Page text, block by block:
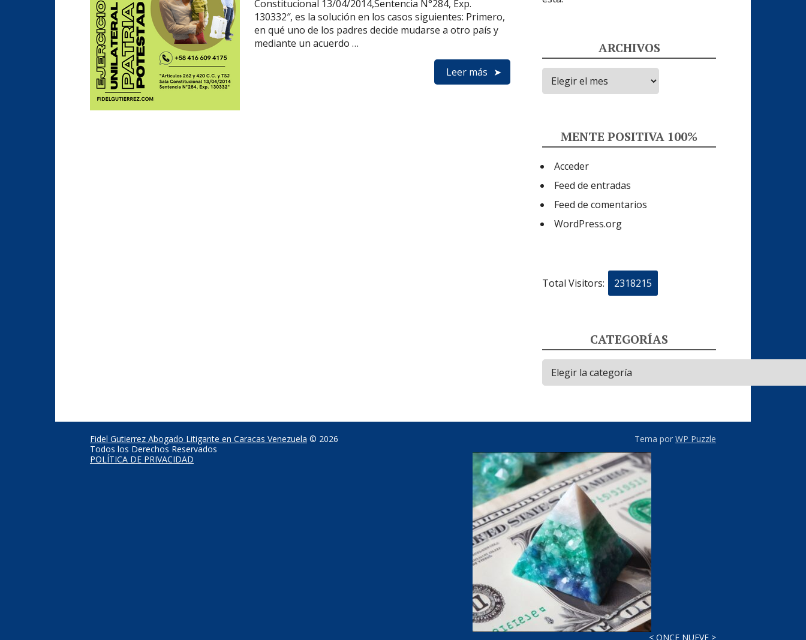
Constitucional 13/04/2014,Sentencia N°284, Exp.
130332″, es la solución en los casos siguientes: Primero,
en qué uno de los padres decide mudarse a otro país y
mediante un acuerdo …
Leer más
ARCHIVOS
Archivos
MENTE POSITIVA 100%
Acceder
Feed de entradas
Feed de comentarios
WordPress.org
Total Visitors: 2318215
CATEGORÍAS
Categorías
Fidel Gutierrez Abogado Litigante en Caracas Venezuela © 2026
Todos los Derechos Reservados
POLÍTICA DE PRIVACIDAD
Tema por WP Puzzle
< ONCE NUEVE >